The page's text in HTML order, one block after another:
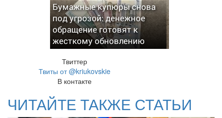
Бумажные купюры снова
под угрозой: денежное
обращение готовят к
жесткому обновлению
Твиттер
Твиты от @kriukovskie
В контакте
ЧИТАЙТЕ ТАКЖЕ СТАТЬИ